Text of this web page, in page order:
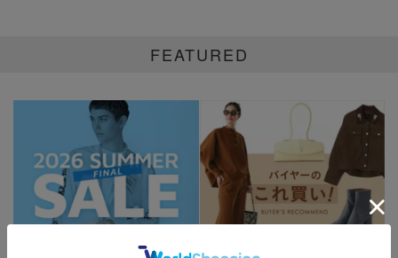
FEATURED